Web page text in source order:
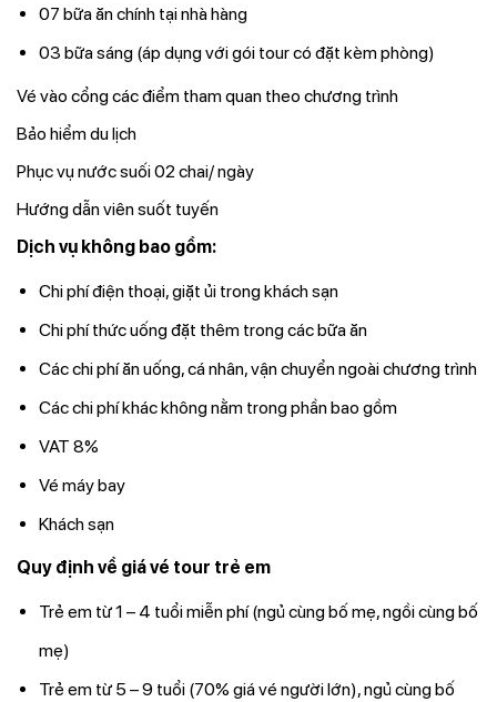
07 bữa ăn chính tại nhà hàng
03 bữa sáng (áp dụng với gói tour có đặt kèm phòng)
Vé vào cổng các điểm tham quan theo chương trình
Bảo hiểm du lịch
Phục vụ nước suối 02 chai/ ngày
Hướng dẫn viên suốt tuyến
Dịch vụ không bao gồm:
Chi phí điện thoại, giặt ủi trong khách sạn
Chi phí thức uống đặt thêm trong các bữa ăn
Các chi phí ăn uống, cá nhân, vận chuyển ngoài chương trình
Các chi phí khác không nằm trong phần bao gồm
VAT 8%
Vé máy bay
Khách sạn
Quy định về giá vé tour trẻ em
Trẻ em từ 1 – 4 tuổi miễn phí (ngủ cùng bố mẹ, ngồi cùng bố
mẹ)
Trẻ em từ 5 – 9 tuổi (70% giá vé người lớn), ngủ cùng bố